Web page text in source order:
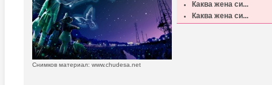
Каква жена си...
Каква жена си...
Снимков материал: www.chudesa.net